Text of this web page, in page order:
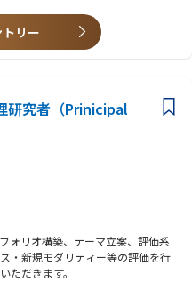
力を有している。
および試験フェーズにまたがる経
上のために、透明性がありタイム
ベーションを推進し、継続的なプ
ビジネス行動規範およびリーダー
。
不確実性に対しても問題なく対応
基づき、タイムリーかつ質の高い
・当事者意識（オーナーシップ）
リー
究者（Prinicipal
ォリオ構築、テーマ立案、評価系
・新規モダリティー等の評価を行
ただきます。